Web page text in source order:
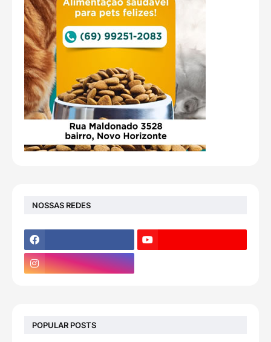
NOSSAS REDES
POPULAR POSTS